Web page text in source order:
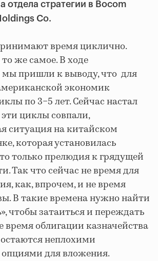
отдела стратегии в Bocom
Co.
время циклично.
же самое. В ходе
мы пришли к выводу, что для
экономик
по 3−5 лет. Сейчас настал
циклы совпали,
ситуация на китайском
которая установилась
только прелюдия к грядущей
Так что сейчас не время для
как, впрочем, и не время
В такие времена нужно найти
чтобы затаиться и переждать
облигации казначейства
неплохими
для вложения.